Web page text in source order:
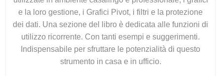
e la loro gestione, i Grafici Pivot, i filtri e la protezione
dei dati. Una sezione del libro è dedicata alle funzioni di
utilizzo ricorrente. Con tanti esempi e suggerimenti.
Indispensabile per sfruttare le potenzialità di questo
strumento in casa e in ufficio.